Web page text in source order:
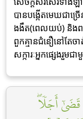
បានបង្កើតមេឃជាច្រ
ងងឹត(ពេលយប់) និងពន្
ពួកគ្មានជំនឿនៅតែច
សក្ការៈអ្នកផ្សេងរួ
أَجَلٗاۖ